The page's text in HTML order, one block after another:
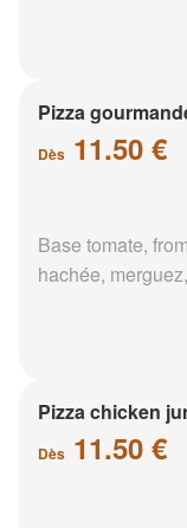
Pizza
Dès 11.50 €
Base tomate,
hachée,
Pizza chicken
Dès 11.50 €